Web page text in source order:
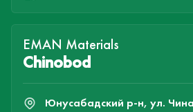
EMAN Materials
Chinobod
Юнусабадский р-н, ул.